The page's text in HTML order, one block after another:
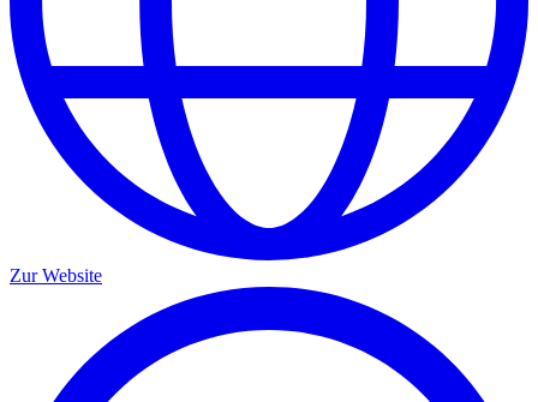
Zur Website